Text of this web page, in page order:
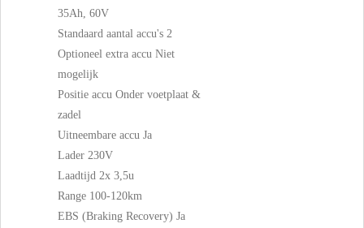
35Ah, 60V
Standaard aantal accu's 2
Optioneel extra accu Niet
mogelijk
Positie accu Onder voetplaat &
zadel
Uitneembare accu Ja
Lader 230V
Laadtijd 2x 3,5u
Range 100-120km
EBS (Braking Recovery) Ja